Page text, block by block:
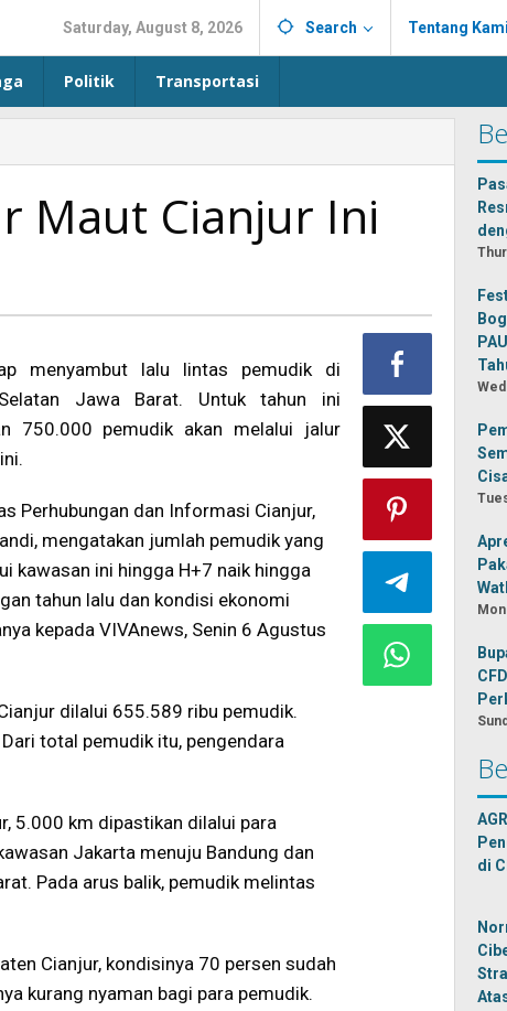
Saturday, August 8, 2026 Search Tentang Kami
Politik Transportasi
Maut Cianjur Ini
menyambut lalu lintas pemudik di
Jawa Barat. Untuk tahun ini
750.000 pemudik akan melalui jalur
Perhubungan dan Informasi Cianjur,
mengatakan jumlah pemudik yang
kawasan ini hingga H+7 naik hingga
tahun lalu dan kondisi ekonomi
kepada VIVAnews, Senin 6 Agustus
dilalui 655.589 ribu pemudik.
total pemudik itu, pengendara
5.000 km dipastikan dilalui para
Jakarta menuju Bandung dan
Pada arus balik, pemudik melintas
Cianjur, kondisinya 70 persen sudah
kurang nyaman bagi para pemudik.
di